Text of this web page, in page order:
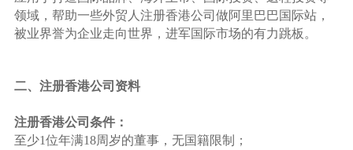
领域，帮助一些外贸人注册香港公司做阿里巴巴国际站，
被业界誉为企业走向世界，进军国际市场的有力跳板。
二、注册香港公司资料
注册香港公司条件：
至少1位年满18周岁的董事，无国籍限制；